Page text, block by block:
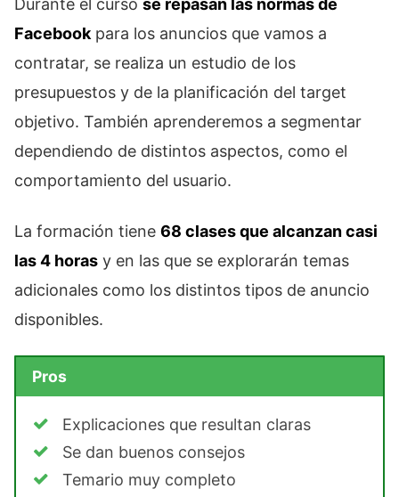
Durante el curso se repasan las normas de
Facebookpara los anuncios que vamos a
contratar, se realiza un estudio de los
presupuestos y de la planificación del target
objetivo. También aprenderemos a segmentar
dependiendo de distintos aspectos, como el
comportamiento del usuario.
La formación tiene 68 clases que alcanzan casi
las 4 horas y en las que se explorarán temas
adicionales como los distintos tipos de anuncio
disponibles.
Pros
Explicaciones que resultan claras
Se dan buenos consejos
Temario muy completo